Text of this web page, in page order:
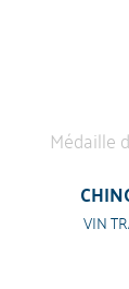
VIN